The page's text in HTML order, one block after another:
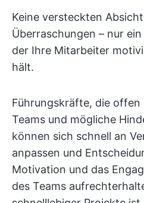
Keine versteckten
Überraschungen – nur
der Ihre Mitarbeiter
hält.
Führungskräfte, die offen
Teams und mögliche
können sich schnell an
anpassen und
Motivation und das
des Teams